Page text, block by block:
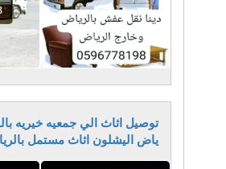
توصيل اثاث الي جمعيه خيريه
ياض اليشلون اثاث مستمل